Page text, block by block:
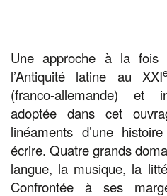
Une approche à la fois
l’Antiquité latine au XXI
(franco-allemande) et
adoptée dans cet
linéaments d’une
écrire. Quatre grands
langue, la musique, la
Confrontée à ses